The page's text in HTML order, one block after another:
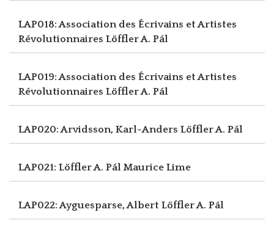
LAP018: Association des Écrivains et Artistes
Révolutionnaires Löffler A. Pál
LAP019: Association des Écrivains et Artistes
Révolutionnaires Löffler A. Pál
LAP020: Arvidsson, Karl-Anders Löffler A. Pál
LAP021: Löffler A. Pál Maurice Lime
LAP022: Ayguesparse, Albert Löffler A. Pál